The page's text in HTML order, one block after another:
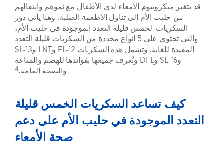
الأمعاء لدى الأطفال مع نموهم وانتقالهم
الأم إلى تناول الأطعمة الصلبة. وهنا يأتي دور
الخمس قليلة التعدد الموجودة في حليب الأم،
والتي تحتوي على 5 أنواع محددة من السكريات قليلة التعدد
المفيدة للغاية. وتشمل هذه السكريات 2’-FL وLNT و3’-SL
و6’-SL وDFL وتُعرف جميعها بفوائدها للهضم والمناعة
السكريات الخمس قليلة
في حليب الأم على دعم
صحة الأمعاء